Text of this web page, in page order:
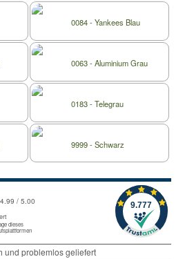
0084 - Yankees Blau
0063 - Aluminium Grau
0183 - Telegrau
9999 - Schwarz